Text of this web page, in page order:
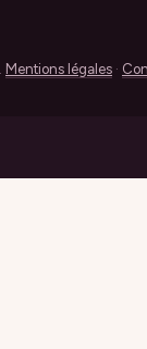
Mentions légales ·